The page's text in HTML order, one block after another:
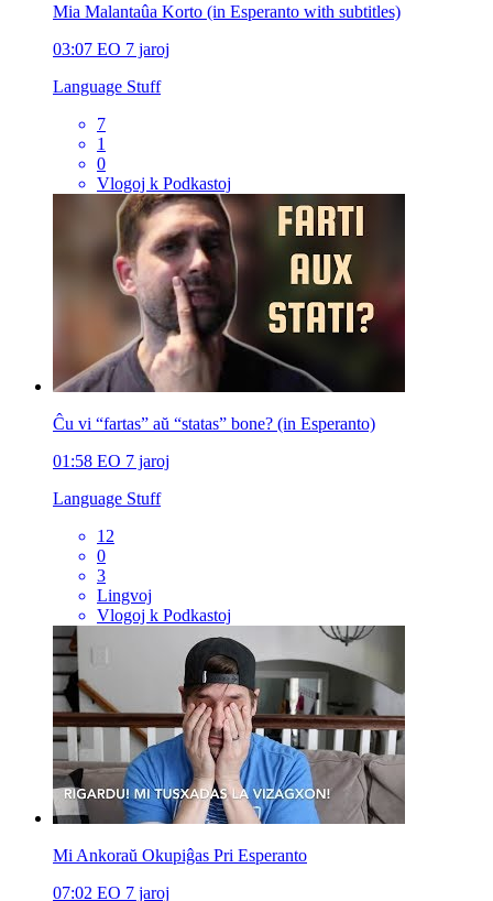
Mia Malantaûa Korto (in Esperanto with subtitles)
03:07 EO 7 jaroj
Language Stuff
7
1
0
Vlogoj k Podkastoj
Ĉu vi “fartas” aŭ “statas” bone? (in Esperanto)
01:58 EO 7 jaroj
Language Stuff
12
0
3
Lingvoj
Vlogoj k Podkastoj
Mi Ankoraŭ Okupiĝas Pri Esperanto
07:02 EO 7 jaroj